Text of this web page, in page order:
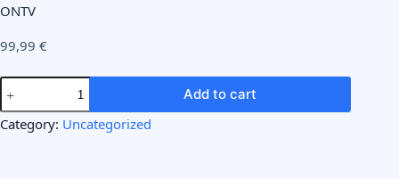
ONTV
99,99 €
Add to cart
Category: Uncategorized